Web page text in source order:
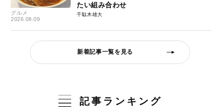
グルメ
2026.08.09
たい組み合わせ
千駄木雄大
新着記事一覧を見る
記事ランキング